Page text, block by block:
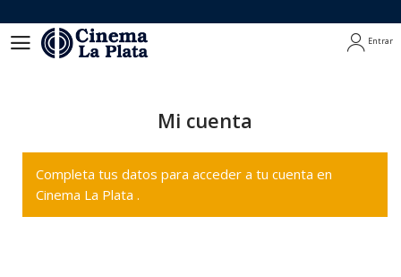
Entrar
Mi cuenta
Completa tus datos para acceder a tu cuenta en
Cinema La Plata .